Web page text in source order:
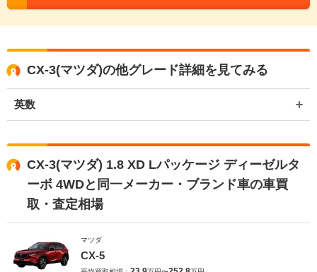
CX-3(マツダ)の他グレード詳細を見てみる
英数
CX-3(マツダ) 1.8 XD Lパッケージ ディーゼルタ
ーボ 4WDと同一メーカー・ブランド車の車買
取・査定相場
マツダ
CX-5